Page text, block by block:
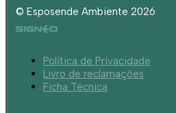
© Esposende Ambiente 2026
Política de Privacidade
Livro de reclamações
Ficha Técnica